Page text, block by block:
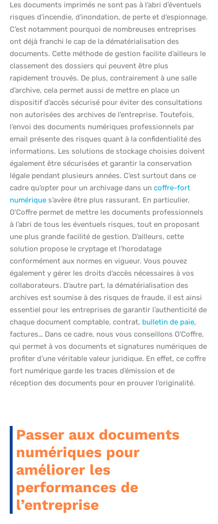
Les documents imprimés ne sont pas à l’abri d’éventuels
risques d’incendie, d’inondation, de perte et d’espionnage.
C’est notamment pourquoi de nombreuses entreprises
ont déjà franchi le cap de la dématérialisation des
documents. Cette méthode de gestion facilite d’ailleurs le
classement des dossiers qui peuvent être plus
rapidement trouvés. De plus, contrairement à une salle
d’archive, cela permet aussi de mettre en place un
dispositif d’accès sécurisé pour éviter des consultations
non autorisées des archives de l’entreprise. Toutefois,
l’envoi des documents numériques professionnels par
email présente des risques quant à la confidentialité des
informations. Les solutions de stockage choisies doivent
également être sécurisées et garantir la conservation
légale pendant plusieurs années. C’est surtout dans ce
cadre qu’opter pour un archivage dans un coffre-fort
numérique s’avère être plus rassurant. En particulier,
O’Coffre permet de mettre les documents professionnels
à l’abri de tous les éventuels risques, tout en proposant
une plus grande facilité de gestion. D’ailleurs, cette
solution propose le cryptage et l’horodatage
conformément aux normes en vigueur. Vous pouvez
également y gérer les droits d’accès nécessaires à vos
collaborateurs. D’autre part, la dématérialisation des
archives est soumise à des risques de fraude, il est ainsi
essentiel pour les entreprises de garantir l’authenticité de
chaque document comptable, contrat, bulletin de paie,
factures… Dans ce cadre, nous vous conseillons O’Coffre,
qui permet à vos documents et signatures numériques de
profiter d’une véritable valeur juridique. En effet, ce coffre
fort numérique garde les traces d’émission et de
réception des documents pour en prouver l’originalité.
Passer aux documents
numériques pour
améliorer les
performances de
l’entreprise